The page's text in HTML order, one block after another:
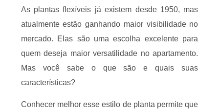
As plantas flexíveis já existem desde 1950, mas
atualmente estão ganhando maior visibilidade no
mercado. Elas são uma escolha excelente para
quem deseja maior versatilidade no apartamento.
Mas você sabe o que são e quais suas
características?
Conhecer melhor esse estilo de planta permite que